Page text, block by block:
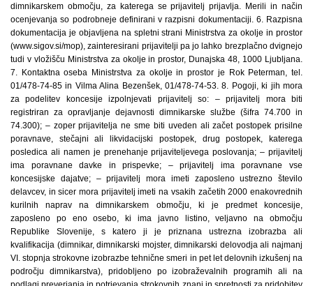
dimnikarskem območju, za katerega se prijavitelj prijavlja. Merili in način
ocenjevanja so podrobneje definirani v razpisni dokumentaciji. 6. Razpisna
dokumentacija je objavljena na spletni strani Ministrstva za okolje in prostor
(www.sigov.si/mop), zainteresirani prijavitelji pa jo lahko brezplačno dvignejo
tudi v vložišču Ministrstva za okolje in prostor, Dunajska 48, 1000 Ljubljana.
7. Kontaktna oseba Ministrstva za okolje in prostor je Rok Peterman, tel.
01/478-74-85 in Vilma Alina Bezenšek, 01/478-74-53. 8. Pogoji, ki jih mora
za podelitev koncesije izpolnjevati prijavitelj so: – prijavitelj mora biti
registriran za opravljanje dejavnosti dimnikarske službe (šifra 74.700 in
74.300); – zoper prijavitelja ne sme biti uveden ali začet postopek prisilne
poravnave, stečajni ali likvidacijski postopek, drug postopek, katerega
posledica ali namen je prenehanje prijaviteljevega poslovanja; – prijavitelj
ima poravnane davke in prispevke; – prijavitelj ima poravnane vse
koncesijske dajatve; – prijavitelj mora imeti zaposleno ustrezno število
delavcev, in sicer mora prijavitelj imeti na vsakih začetih 2000 enakovrednih
kurilnih naprav na dimnikarskem območju, ki je predmet koncesije,
zaposleno po eno osebo, ki ima javno listino, veljavno na območju
Republike Slovenije, s katero ji je priznana ustrezna izobrazba ali
kvalifikacija (dimnikar, dimnikarski mojster, dimnikarski delovodja ali najmanj
VI. stopnja strokovne izobrazbe tehnične smeri in pet let delovnih izkušenj na
področju dimnikarstva), pridobljeno po izobraževalnih programih ali na